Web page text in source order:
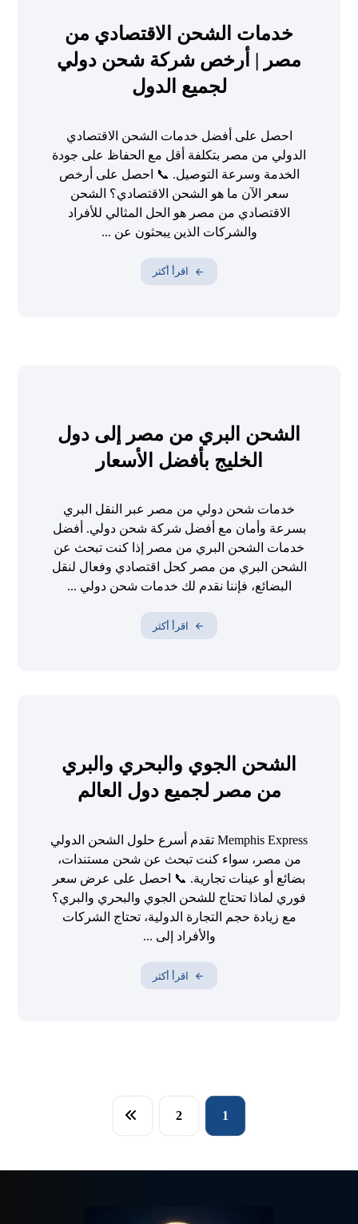
خدمات الشحن الاقتصادي من
مصر | أرخص شركة شحن دولي
لجميع الدول
احصل على أفضل خدمات الشحن الاقتصادي
الدولي من مصر بتكلفة أقل مع الحفاظ على جودة
الخدمة وسرعة التوصيل. 📞 احصل على أرخص
سعر الآن ما هو الشحن الاقتصادي؟ الشحن
الاقتصادي من مصر هو الحل المثالي للأفراد
والشركات الذين يبحثون عن ...
اقرأ أكثر
الشحن البري من مصر إلى دول
الخليج بأفضل الأسعار
خدمات شحن دولي من مصر عبر النقل البري
بسرعة وأمان مع أفضل شركة شحن دولي. أفضل
خدمات الشحن البري من مصر إذا كنت تبحث عن
الشحن البري من مصر كحل اقتصادي وفعال لنقل
البضائع، فإننا نقدم لك خدمات شحن دولي ...
اقرأ أكثر
الشحن الجوي والبحري والبري
من مصر لجميع دول العالم
Memphis Express تقدم أسرع حلول الشحن الدولي
من مصر، سواء كنت تبحث عن شحن مستندات،
بضائع أو عينات تجارية. 📞 احصل على عرض سعر
فوري لماذا تحتاج للشحن الجوي والبحري والبري؟
مع زيادة حجم التجارة الدولية، تحتاج الشركات
والأفراد إلى ...
اقرأ أكثر
1
2